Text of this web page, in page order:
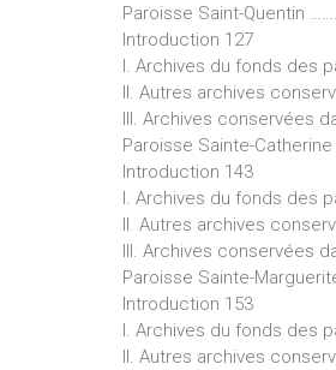
Paroisse Saint-Quentin
Introduction 127
I. Archives du fonds des
II. Autres archives
III. Archives conservées
Paroisse Sainte-
Introduction 143
I. Archives du fonds des
II. Autres archives
III. Archives conservées
Paroisse Sainte-
Introduction 153
I. Archives du fonds des
II. Autres archives